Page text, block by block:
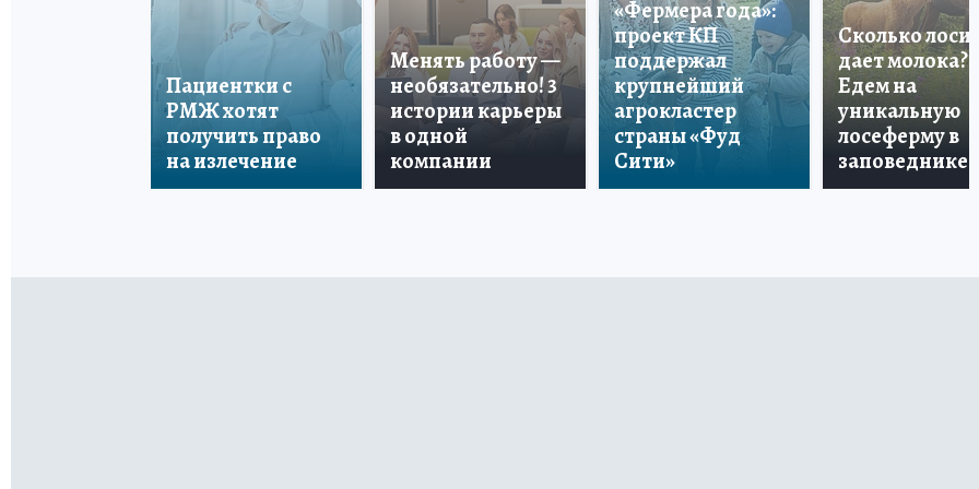
Пациентки с
РМЖ хотят
получить право
на излечение
Менять работу —
необязательно! 3
истории карьеры
в одной
компании
«Фермера года»:
проект КП
поддержал
крупнейший
агрокластер
страны «Фуд
Сити»
Сколько лосиха
дает молока?
Едем на
уникальную
лосеферму в
заповеднике!